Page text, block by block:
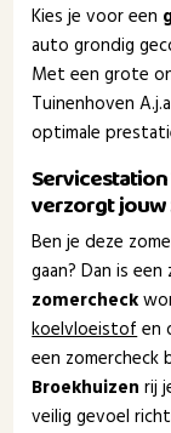
Kies je voor een
auto grondig
Met een grote
Tuinenhoven
optimale
verzorgt
Ben je deze
gaan? Dan is
zomercheck
koelvloeistofen
een zomercheck
Broekhuizen rij
veilig gevoel